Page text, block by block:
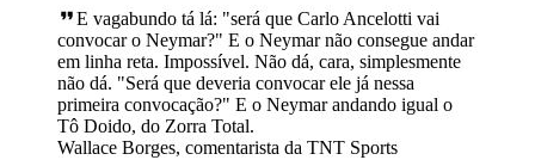
E vagabundo tá lá: "será que Carlo Ancelotti vai
convocar o Neymar?" E o Neymar não consegue andar
em linha reta. Impossível. Não dá, cara, simplesmente
não dá. "Será que deveria convocar ele já nessa
primeira convocação?" E o Neymar andando igual o
Tô Doido, do Zorra Total.
Wallace Borges, comentarista da TNT Sports